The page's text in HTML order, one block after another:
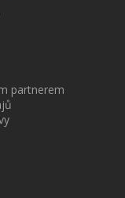
partnerem